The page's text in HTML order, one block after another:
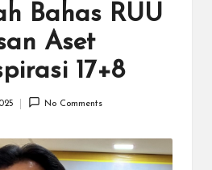
Bahas RUU
Aset
17+8
No Comments